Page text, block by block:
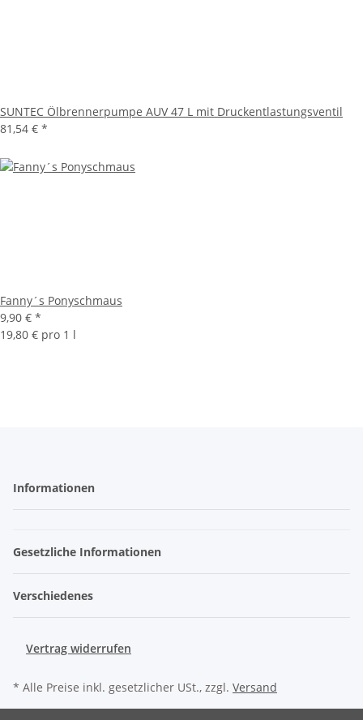
SUNTEC Ölbrennerpumpe AUV 47 L mit Druckentlastungsventil
81,54 € *
Fanny´s Ponyschmaus
9,90 € *
19,80 € pro 1 l
Informationen
Gesetzliche Informationen
Verschiedenes
Vertrag widerrufen
* Alle Preise inkl. gesetzlicher USt., zzgl. Versand